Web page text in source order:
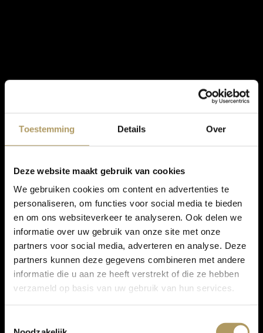
Toestemming Details Over
Deze website maakt gebruik van cookies
We gebruiken cookies om content en advertenties te
personaliseren, om functies voor social media te bieden
en om ons websiteverkeer te analyseren. Ook delen we
informatie over uw gebruik van onze site met onze
partners voor social media, adverteren en analyse. Deze
partners kunnen deze gegevens combineren met andere
informatie die u aan ze heeft verstrekt of die ze hebben
verzameld op basis van uw gebruik van hun services.